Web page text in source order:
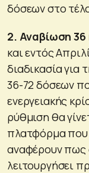
δόσεων στο
2. Αναβίωση
και εντός
διαδικασία για
36-72 δόσεων
ενεργειακής
ρύθμιση θα
πλατφόρμα που
αναφέρουν πως
λειτουργήσει